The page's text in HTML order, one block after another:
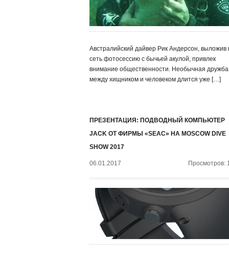
Австралийский дайвер Рик Андерсон, выложив
сеть фотосессию с бычьей акулой, привлек
внимание общественности. Необычная дружба
между хищником и человеком длится уже […]
ПРЕЗЕНТАЦИЯ: ПОДВОДНЫЙ КОМПЬЮТЕР
JACK ОТ ФИРМЫ «SEAC» НА MOSCOW DIVE
SHOW 2017
06.01.2017 Просмотров: